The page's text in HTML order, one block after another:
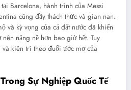
Barcelona, hành trình của Messi
cũng đầy thách thức và gian nan.
và kỳ vọng của cả đất nước đã khiến
nặng nề hơn bao giờ hết. Tuy
kiên trì theo đuổi ước mơ của
Sự Nghiệp Quốc Tế